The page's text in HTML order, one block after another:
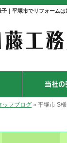
｜平塚市でリフォームは
当社の
ッフブログ » 平塚市 S